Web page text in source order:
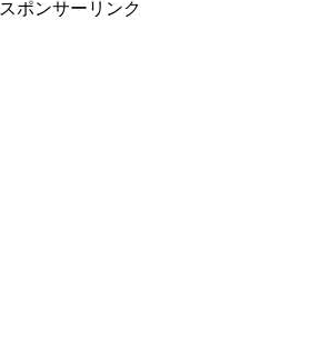
スポンサーリンク